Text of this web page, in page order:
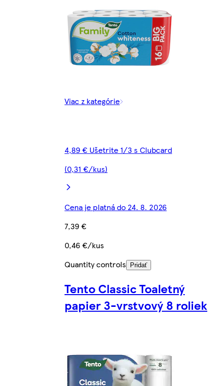
Viac z kategórie
4,89 € Ušetrite 1/3 s Clubcard
(0,31 €/kus)
Cena je platná do 24. 8. 2026
7,39 €
0,46 €/kus
Quantity controls
Pridať
Tento Classic Toaletný
papier 3-vrstvový 8 roliek